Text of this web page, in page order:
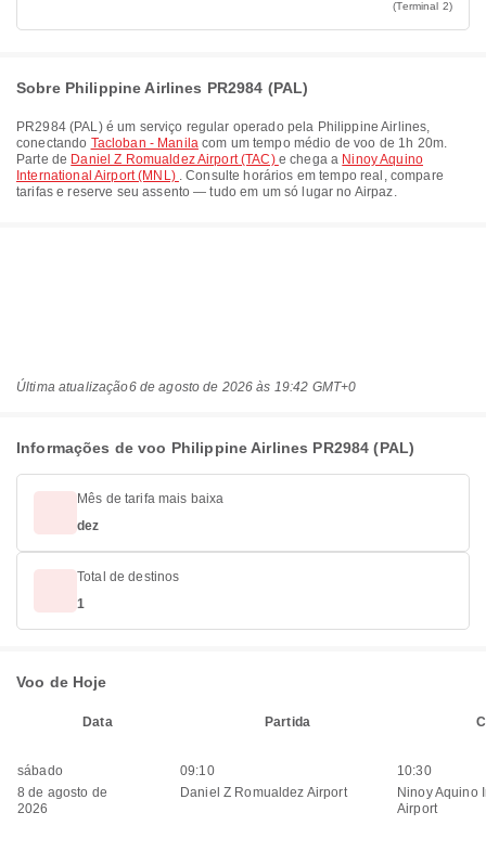
(Terminal 2)
Sobre Philippine Airlines PR2984 (PAL)
PR2984(PAL) é um serviço regular operado pela Philippine Airlines,
conectando Tacloban - Manilacom um tempo médio de voo de 1h 20m.
Parte de Daniel Z Romualdez Airport (TAC) e chega a Ninoy Aquino
International Airport (MNL) . Consulte horários em tempo real, compare
tarifas e reserve seu assento — tudo em um só lugar no Airpaz.
Última atualização6 de agosto de 2026 às 19:42 GMT+0
Informações de voo Philippine Airlines PR2984 (PAL)
Mês de tarifa mais baixa
dez
Total de destinos
1
Voo de Hoje
Data Partida
sábado
8 de agosto de
2026
09:10
Daniel Z Romualdez Airport
10:30
Ninoy Aquino
Airport